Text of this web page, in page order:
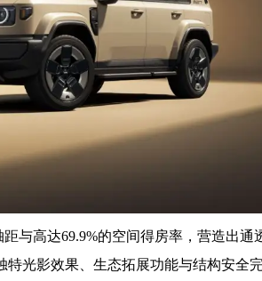
与高达69.9%的空间得房率，营造出通
特光影效果、生态拓展功能与结构安全